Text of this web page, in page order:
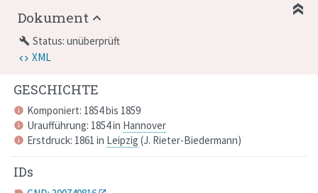
GESCHICHTE
info Komponiert: 1854 bis 1859
info Uraufführung: 1854 in Hannover
info Erstdruck: 1861 in Leipzig (J. Rieter-Biedermann)
IDs
Dokument
build Status: unüberprüft
XML